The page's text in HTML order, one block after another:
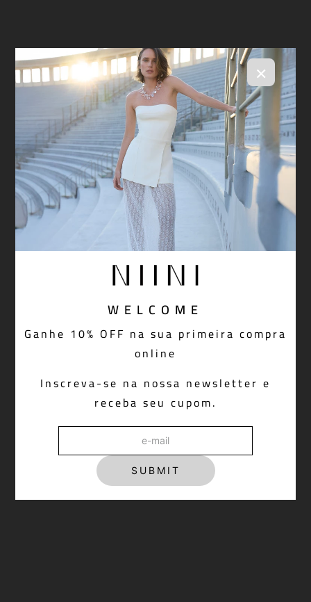
×
WELCOME
Ganhe 10% OFF na sua primeira compra
online
Inscreva-se na nossa newsletter e
receba seu cupom.
SUBMIT
Saia Domaine Off White
R$ 1.198,00